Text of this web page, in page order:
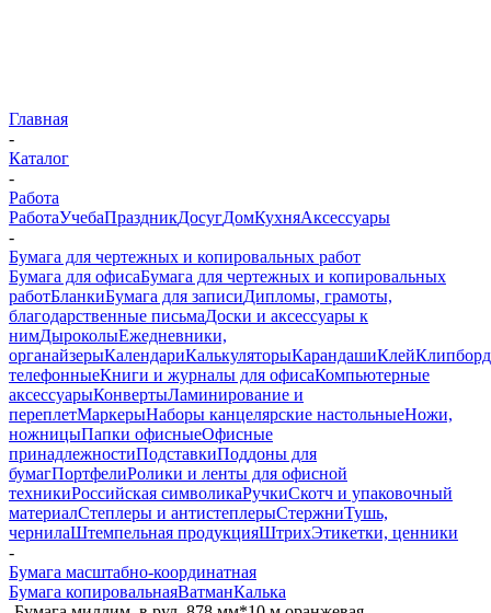
Главная
-
Каталог
-
Работа
РаботаУчебаПраздникДосугДомКухняАксессуары
-
Бумага для чертежных и копировальных работ
Бумага для офисаБумага для чертежных и копировальных
работБланкиБумага для записиДипломы, грамоты,
благодарственные письмаДоски и аксессуары к
нимДыроколыЕжедневники,
органайзерыКалендариКалькуляторыКарандашиКлей
телефонныеКниги и журналы для офисаКомпьютерные
аксессуарыКонвертыЛаминирование и
переплетМаркерыНаборы канцелярские настольныеНожи,
ножницыПапки офисныеОфисные
принадлежностиПодставкиПоддоны для
бумагПортфелиРолики и ленты для офисной
техникиРоссийская символикаРучкиСкотч и упаковочный
материалСтеплеры и антистеплерыСтержниТушь,
чернилаШтемпельная продукцияШтрихЭтикетки, ценники
-
Бумага масштабно-координатная
Бумага копировальнаяВатманКалька